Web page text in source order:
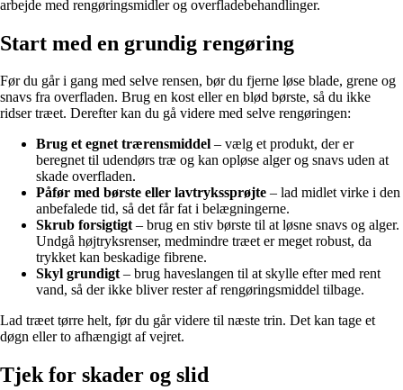
arbejde med rengøringsmidler og overfladebehandlinger.
Start med en grundig rengøring
Før du går i gang med selve rensen, bør du fjerne løse blade, grene og
snavs fra overfladen. Brug en kost eller en blød børste, så du ikke
ridser træet. Derefter kan du gå videre med selve rengøringen:
Brug et egnet trærensmiddel – vælg et produkt, der er
beregnet til udendørs træ og kan opløse alger og snavs uden at
skade overfladen.
Påfør med børste eller lavtrykssprøjte – lad midlet virke i den
anbefalede tid, så det får fat i belægningerne.
Skrub forsigtigt– brug en stiv børste til at løsne snavs og alger.
Undgå højtryksrenser, medmindre træet er meget robust, da
trykket kan beskadige fibrene.
Skyl grundigt– brug haveslangen til at skylle efter med rent
vand, så der ikke bliver rester af rengøringsmiddel tilbage.
Lad træet tørre helt, før du går videre til næste trin. Det kan tage et
døgn eller to afhængigt af vejret.
Tjek for skader og slid